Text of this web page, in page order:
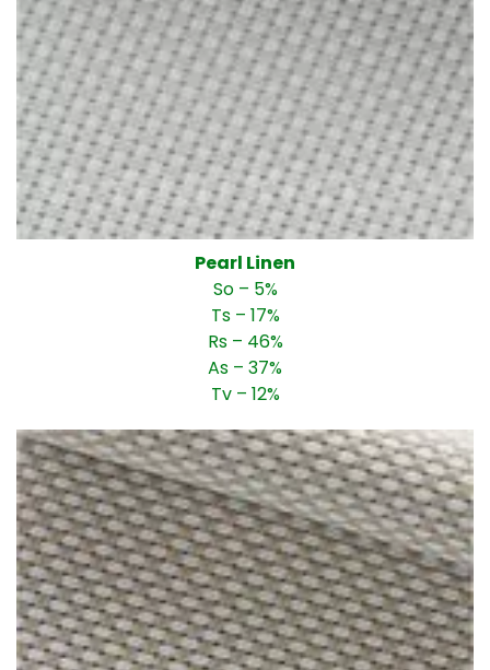
Pearl Linen
So – 5%
Ts – 17%
Rs – 46%
As – 37%
Tv – 12%